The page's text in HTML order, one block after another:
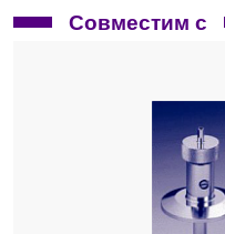
Совместим с